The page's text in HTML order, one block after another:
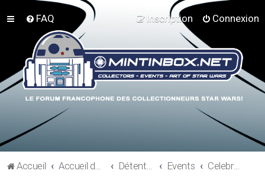
FAQ Connexion
Inscription
Accueil Accueil du forum Détente et communauté Mint In Box Events Celebration Anaheim - Californie 2015